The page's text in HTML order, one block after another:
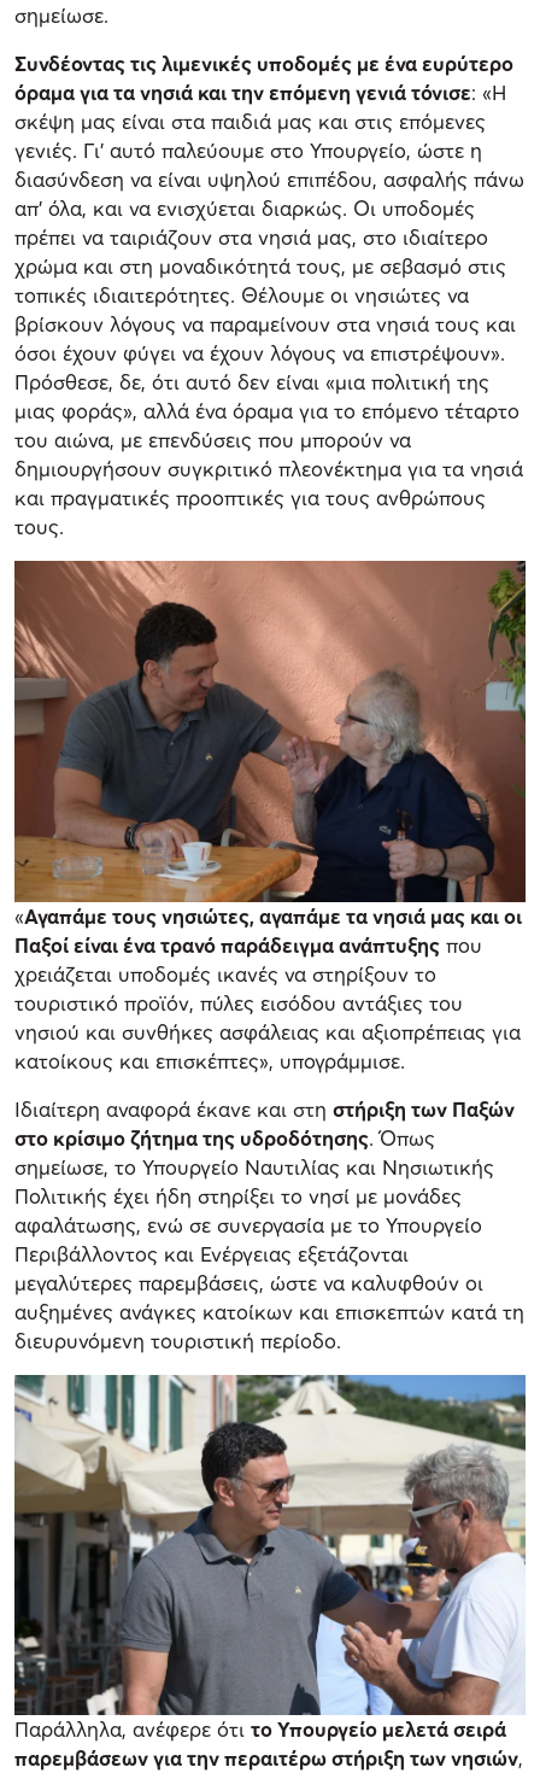
σημείωσε.
Συνδέοντας τις λιμενικές υποδομές με ένα ευρύτερο
όραμα για τα νησιά και την επόμενη γενιά τόνισε: «Η
σκέψη μας είναι στα παιδιά μας και στις επόμενες
γενιές. Γι’ αυτό παλεύουμε στο Υπουργείο, ώστε η
διασύνδεση να είναι υψηλού επιπέδου, ασφαλής πάνω
απ’ όλα, και να ενισχύεται διαρκώς. Οι υποδομές
πρέπει να ταιριάζουν στα νησιά μας, στο ιδιαίτερο
χρώμα και στη μοναδικότητά τους, με σεβασμό στις
τοπικές ιδιαιτερότητες. Θέλουμε οι νησιώτες να
βρίσκουν λόγους να παραμείνουν στα νησιά τους και
όσοι έχουν φύγει να έχουν λόγους να επιστρέψουν».
Πρόσθεσε, δε, ότι αυτό δεν είναι «μια πολιτική της
μιας φοράς», αλλά ένα όραμα για το επόμενο τέταρτο
του αιώνα, με επενδύσεις που μπορούν να
δημιουργήσουν συγκριτικό πλεονέκτημα για τα νησιά
και πραγματικές προοπτικές για τους ανθρώπους
τους.
«Αγαπάμε τους νησιώτες, αγαπάμε τα νησιά μας και οι
Παξοί είναι ένα τρανό παράδειγμα ανάπτυξης που
χρειάζεται υποδομές ικανές να στηρίξουν το
τουριστικό προϊόν, πύλες εισόδου αντάξιες του
νησιού και συνθήκες ασφάλειας και αξιοπρέπειας για
κατοίκους και επισκέπτες», υπογράμμισε.
Ιδιαίτερη αναφορά έκανε και στη στήριξη των Παξών
στο κρίσιμο ζήτημα της υδροδότησης. Όπως
σημείωσε, το Υπουργείο Ναυτιλίας και Νησιωτικής
Πολιτικής έχει ήδη στηρίξει το νησί με μονάδες
αφαλάτωσης, ενώ σε συνεργασία με το Υπουργείο
Περιβάλλοντος και Ενέργειας εξετάζονται
μεγαλύτερες παρεμβάσεις, ώστε να καλυφθούν οι
αυξημένες ανάγκες κατοίκων και επισκεπτών κατά τη
διευρυνόμενη τουριστική περίοδο.
Παράλληλα, ανέφερε ότι το Υπουργείο μελετά σειρά
παρεμβάσεων για την περαιτέρω στήριξη των νησιών,